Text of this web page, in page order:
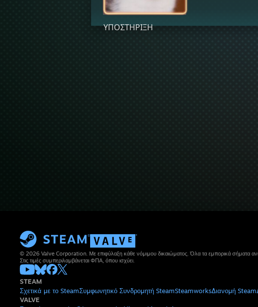
ΥΠΟΣΤΗΡΙΞΗ
© 2026 Valve Corporation. Με επιφύλαξη κάθε νόμιμου δικαιώματος. Όλα τα εμπορικά σήματα
Στις τιμές συμπεριλαμβάνεται ΦΠΑ, όπου ισχύει.
STEAM
Σχετικά με το SteamΣυμφωνητικό Συνδρομητή SteamSteamworksΔιανομή Steam
VALVE